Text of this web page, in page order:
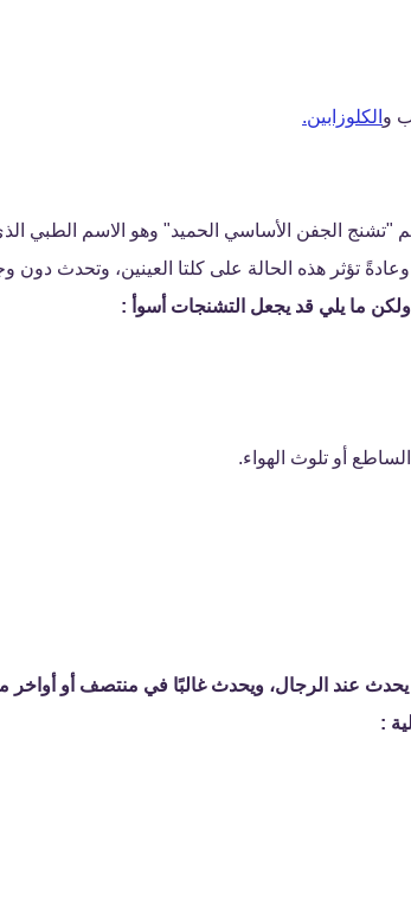
و الكلوزابين.
"تشنج الجفن الأساسي الحميد" وهو الاسم الطبي
تؤثر هذه الحالة على كلتا العينين، وتحدث
ولكن ما يلي قد يجعل التشنجات أسوأ :
أو تلوث الهواء.
عند الرجال، ويحدث غالبًا في منتصف أو أواخر
: